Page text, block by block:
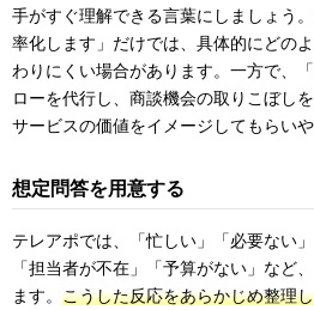
手がすぐ理解できる言葉にしましょう
率化します」だけでは、具体的にどの
わりにくい場合があります。一方で、
ローを代行し、商談機会の取りこぼし
サービスの価値をイメージしてもらいや
想定問答を用意する
テレアポでは、「忙しい」「必要ない
「担当者が不在」「予算がない」など
ます。 こうした反応をあらかじめ整理